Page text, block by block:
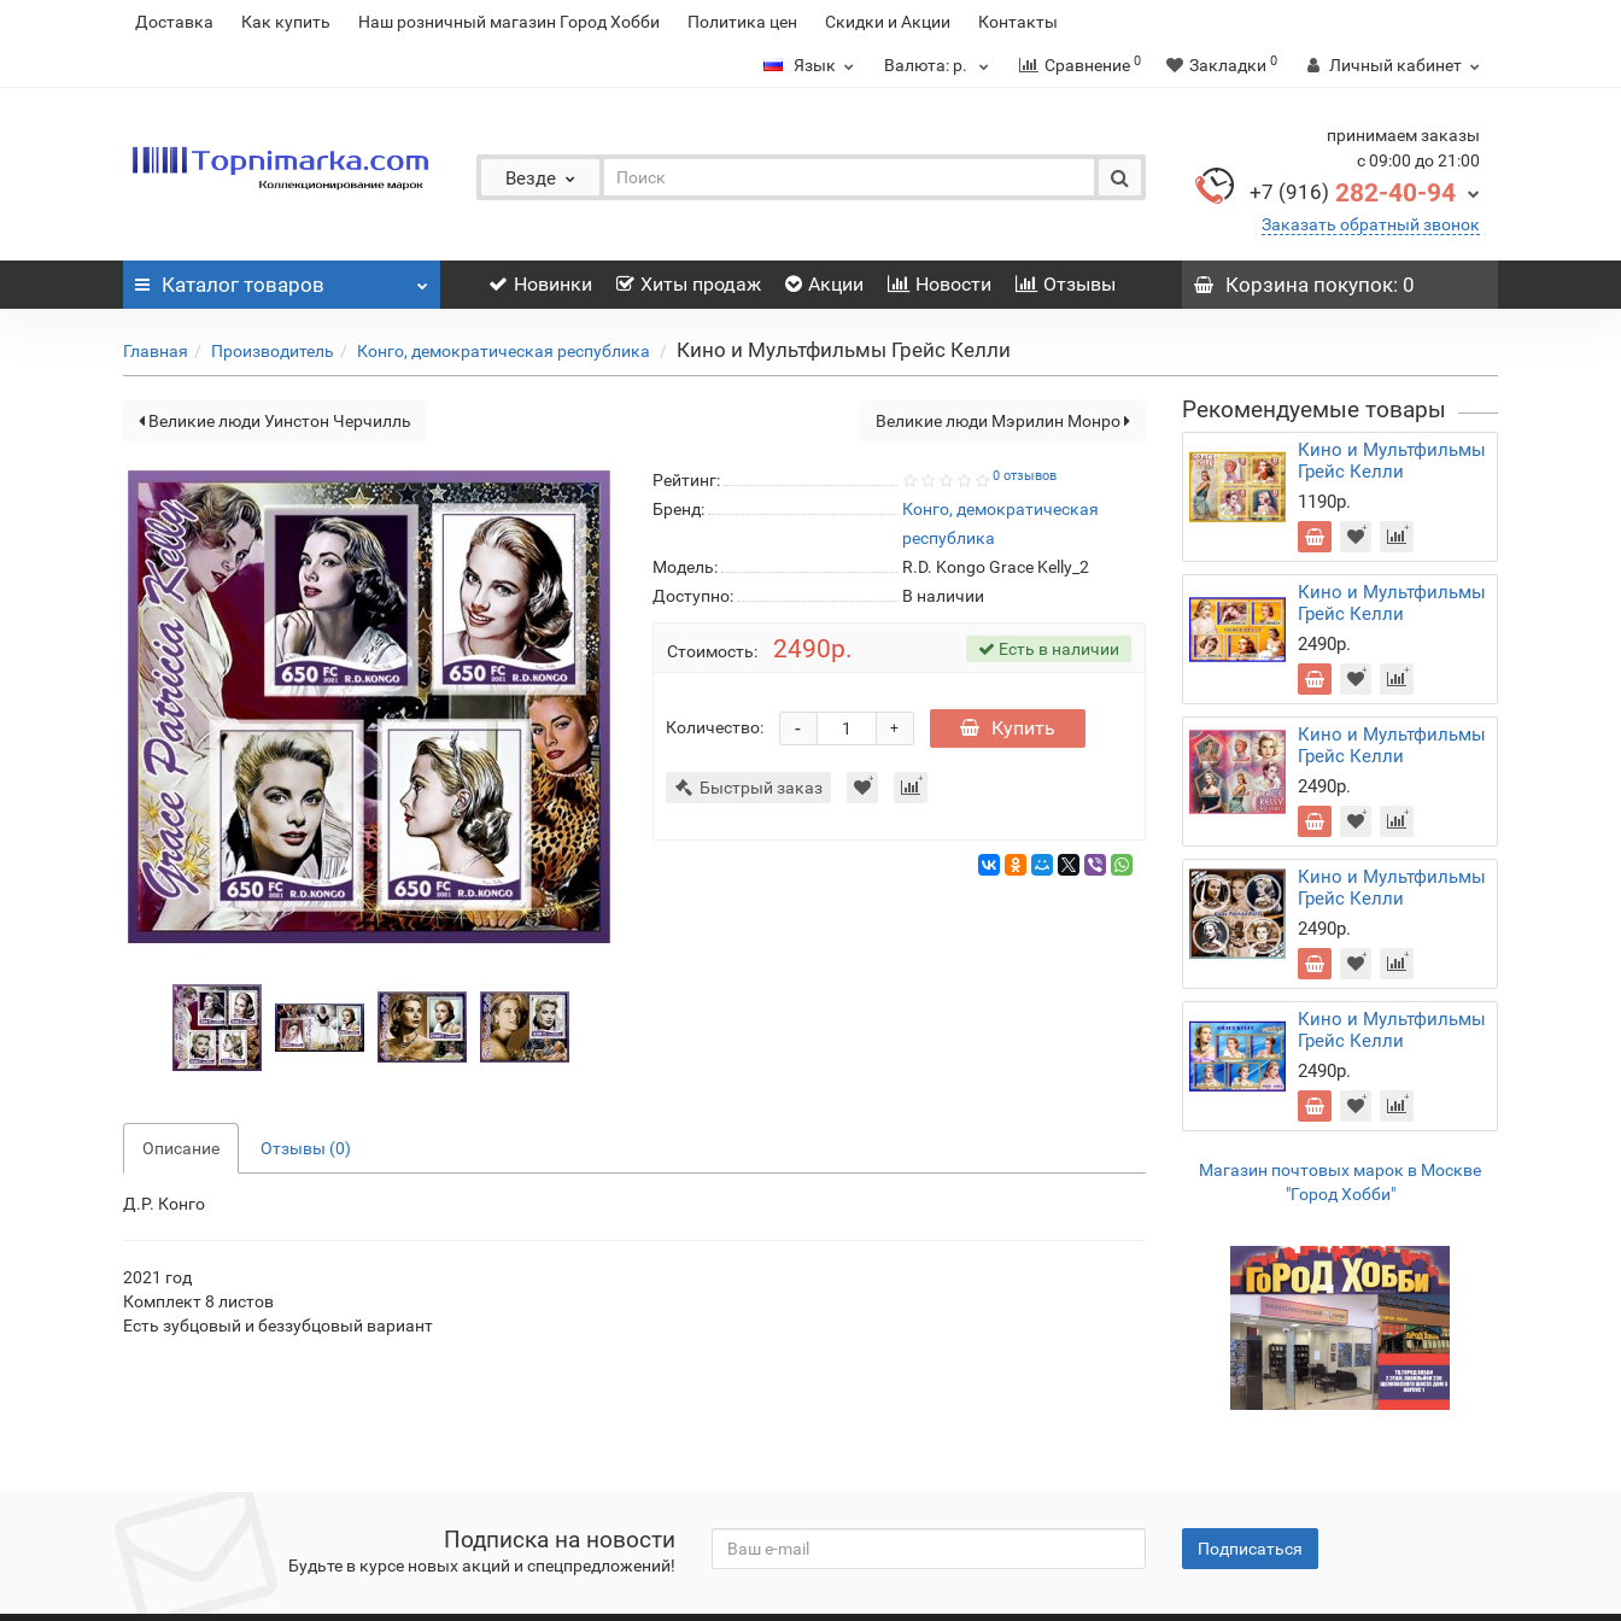
Доставка Как купить Наш розничный магазин Город Хобби Политика цен Скидки и Акции Контакты
Язык Валюта: р. Сравнение 0 Закладки 0 Личный кабинет
Везде
принимаем заказы
с 09:00 до 21:00
+7 (916) 282-40-94
Заказать обратный звонок
Каталог товаров Новинки Хиты продаж Акции Новости Отзывы Корзинапокупок: 0
Главная Производитель Конго, демократическая республика Кино и Мультфильмы Грейс Келли
Великие люди Уинстон Черчилль Великие люди Мэрилин Монро
Рейтинг: 0 отзывов
Бренд:
Конго, демократическая
республика
Модель:
R.D. Kongo Grace Kelly_2
Доступно:
В наличии
Стоимость: 2490р. Есть в наличии
Количество: +
- Купить
Быстрый заказ
Описание Отзывы (0)
Д.Р. Конго
2021 год
Комплект 8 листов
Есть зубцовый и беззубцовый вариант
Рекомендуемые товары
Кино и Мультфильмы
Грейс Келли
1190р.
Кино и Мультфильмы
Грейс Келли
2490р.
Кино и Мультфильмы
Грейс Келли
2490р.
Кино и Мультфильмы
Грейс Келли
2490р.
Кино и Мультфильмы
Грейс Келли
2490р.
Магазин почтовых марок в Москве
"Город Хобби"
Подписка на новости
Будьте в курсе новых акций и спецпредложений!
Подписаться